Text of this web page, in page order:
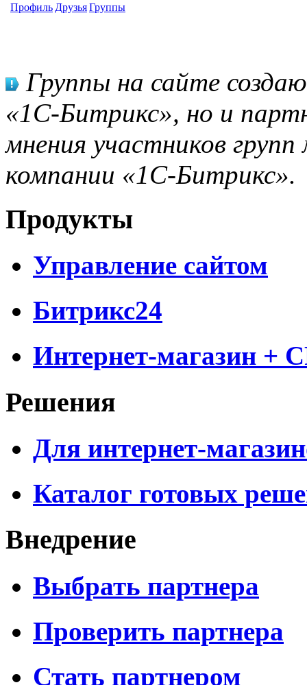
Профиль ДрузьяГруппы
Группы на сайте
«1С-Битрикс», но и
мнения участников
компании «1С-Битрикс».
Продукты
Управление сайтом
Битрикс24
Интернет-магазин +
Решения
Для интернет-
Каталог готовых
Внедрение
Выбрать партнера
Проверить партнера
Стать партнером